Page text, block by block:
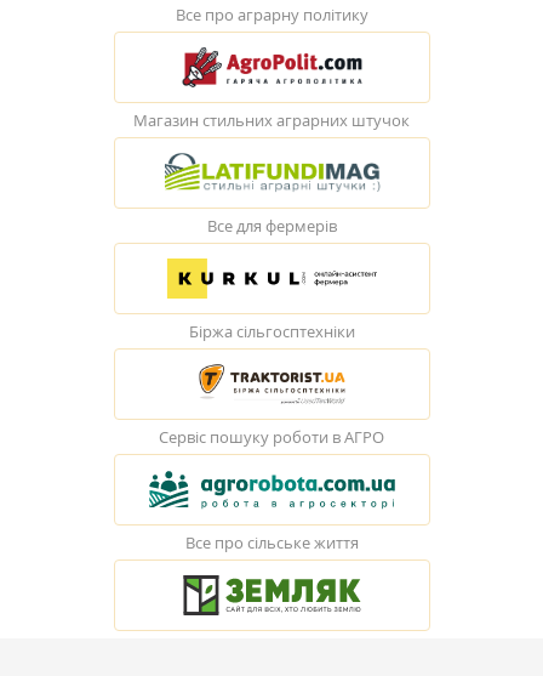
Все про аграрну політику
Магазин стильних аграрних штучок
Все для фермерів
Біржа сільгосптехніки
Сервіс пошуку роботи в АГРО
Все про сільське життя